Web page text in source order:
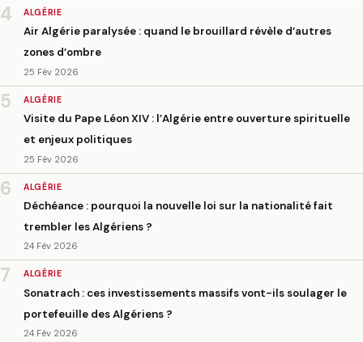
4 ALGÉRIE
Air Algérie paralysée : quand le brouillard révèle d’autres
zones d’ombre
25 Fév 2026
5 ALGÉRIE
Visite du Pape Léon XIV : l’Algérie entre ouverture spirituelle
et enjeux politiques
25 Fév 2026
6 ALGÉRIE
Déchéance : pourquoi la nouvelle loi sur la nationalité fait
trembler les Algériens ?
24 Fév 2026
7 ALGÉRIE
Sonatrach : ces investissements massifs vont-ils soulager le
portefeuille des Algériens ?
24 Fév 2026